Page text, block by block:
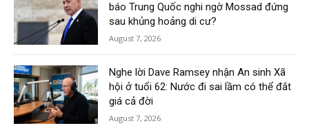
báo Trung Quốc nghi ngờ Mossad đứng
sau khủng hoảng di cư?
August 7, 2026
Nghe lời Dave Ramsey nhận An sinh Xã
hội ở tuổi 62: Nước đi sai lầm có thể đắt
giá cả đời
August 7, 2026